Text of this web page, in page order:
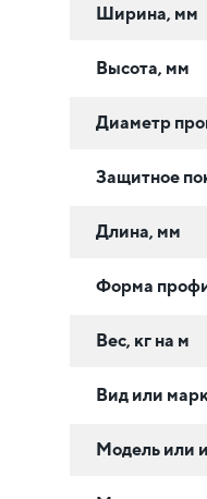
Ширина, мм
Высота, мм
Диаметр
Защитное
Длина, мм
Форма
Вес, кг на м
Вид или
Модель или